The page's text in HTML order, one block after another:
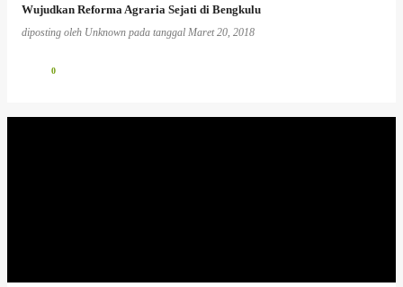
Wujudkan Reforma Agraria Sejati di Bengkulu
diposting oleh Unknown pada tanggal Maret 20, 2018
0